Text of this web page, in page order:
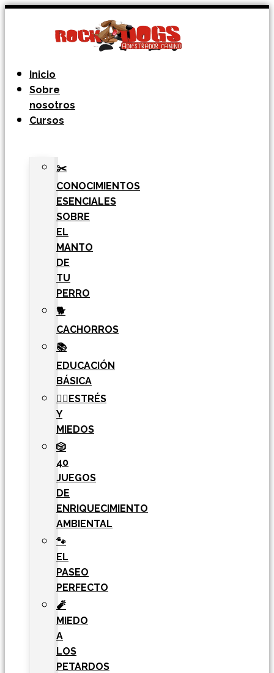
Ir
contenido
Inicio
Sobre
nosotros
Cursos
✂️
CONOCIMIENTOS
ESENCIALES
SOBRE
EL
MANTO
DE
TU
PERRO
🐕
CACHORROS
📚
EDUCACIÓN
BÁSICA
🧘‍♀️ESTRÉS
Y
MIEDOS
🎲
40
JUEGOS
DE
ENRIQUECIMIENTO
AMBIENTAL
🐾
EL
PASEO
PERFECTO
🧨
MIEDO
A
LOS
PETARDOS